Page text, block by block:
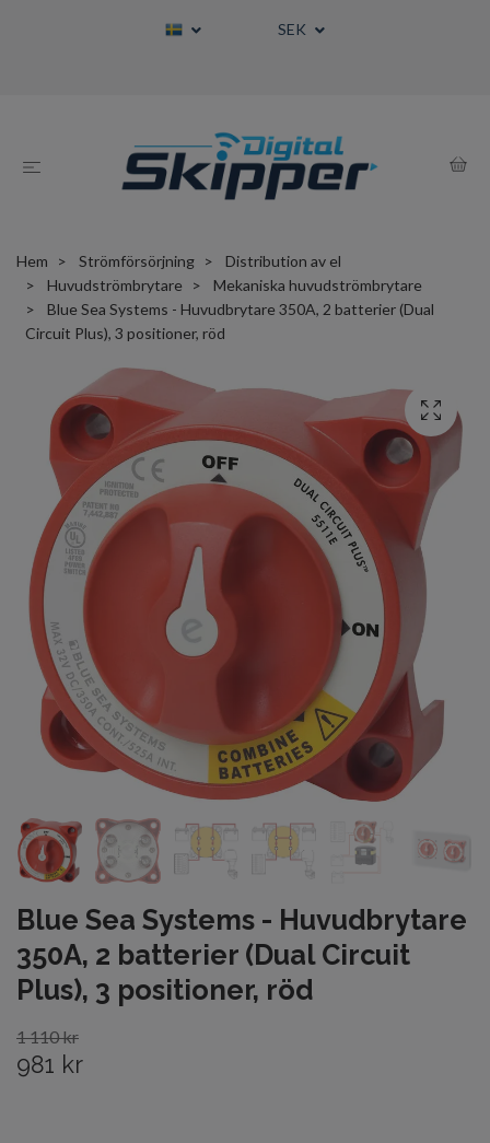
SEK
Hem Strömförsörjning
Distribution av el
Huvudströmbrytare
Mekaniska huvudströmbrytare
Blue Sea Systems - Huvudbrytare 350A, 2 batterier (Dual
Circuit Plus), 3 positioner, röd
Blue Sea Systems - Huvudbrytare
350A, 2 batterier (Dual Circuit
Plus), 3 positioner, röd
1 110 kr
981 kr